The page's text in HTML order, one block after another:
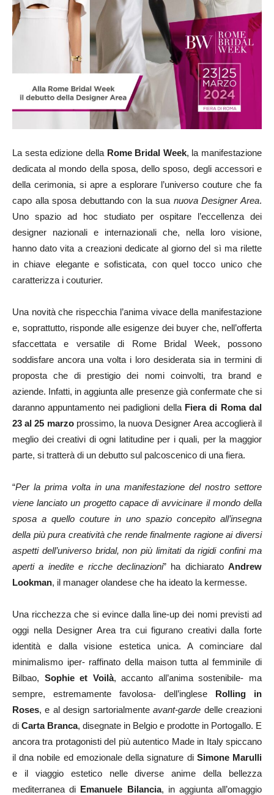
La sesta edizione della Rome Bridal Week, la manifestazione
dedicata al mondo della sposa, dello sposo, degli accessori e
della cerimonia, si apre a esplorare l’universo couture che fa
capo alla sposa debuttando con la sua nuova Designer Area.
Uno spazio ad hoc studiato per ospitare l’eccellenza dei
designer nazionali e internazionali che, nella loro visione,
hanno dato vita a creazioni dedicate al giorno del sì ma rilette
in chiave elegante e sofisticata, con quel tocco unico che
caratterizza i couturier.
Una novità che rispecchia l’anima vivace della manifestazione
e, soprattutto, risponde alle esigenze dei buyer che, nell’offerta
sfaccettata e versatile di Rome Bridal Week, possono
soddisfare ancora una volta i loro desiderata sia in termini di
proposta che di prestigio dei nomi coinvolti, tra brand e
aziende. Infatti, in aggiunta alle presenze già confermate che si
daranno appuntamento nei padiglioni della Fiera di Roma dal
23 al 25 marzoprossimo, la nuova Designer Area accoglierà il
meglio dei creativi di ogni latitudine per i quali, per la maggior
parte, si tratterà di un debutto sul palcoscenico di una fiera.
“Per la prima volta in una manifestazione del nostro settore
viene lanciato un progetto capace di avvicinare il mondo della
sposa a quello couture in uno spazio concepito all’insegna
della più pura creatività che rende finalmente ragione ai diversi
aspetti dell’universo bridal, non più limitati da rigidi confini ma
aperti a inedite e ricche declinazioni” ha dichiarato Andrew
Lookman, il manager olandese che ha ideato la kermesse.
Una ricchezza che si evince dalla line-up dei nomi previsti ad
oggi nella Designer Area tra cui figurano creativi dalla forte
identità e dalla visione estetica unica. A cominciare dal
minimalismo iper- raffinato della maison tutta al femminile di
Bilbao, Sophie et Voilà, accanto all’anima sostenibile- ma
sempre, estremamente favolosa- dell’inglese Rolling in
Roses, e al design sartorialmenteavant-garde delle creazioni
di Carta Branca, disegnate in Belgio e prodotte in Portogallo. E
ancora tra protagonisti del più autentico Made in Italy spiccano
il dna nobile ed emozionale della signature di Simone Marulli
e il viaggio estetico nelle diverse anime della bellezza
mediterranea di Emanuele Bilancia, in aggiunta all’omaggio